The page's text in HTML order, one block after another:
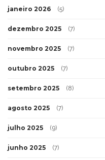
janeiro 2026 (5)
dezembro 2025 (7)
novembro 2025 (7)
outubro 2025 (7)
setembro 2025 (8)
agosto 2025 (7)
julho 2025 (9)
junho 2025 (7)